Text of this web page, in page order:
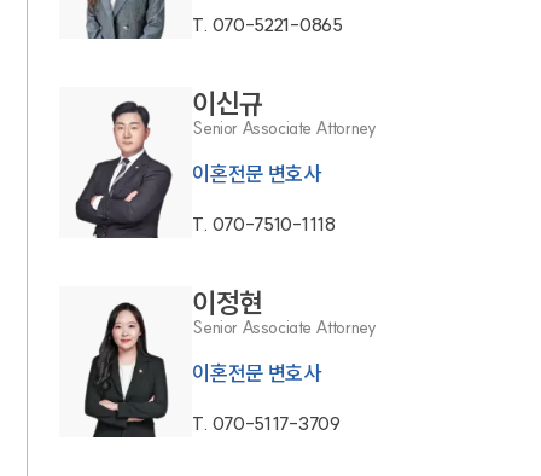
T. 070-5221-0865
이신규
Senior Associate Attorney
이혼전문 변호사
T. 070-7510-1118
이정현
Senior Associate Attorney
이혼전문 변호사
T. 070-5117-3709